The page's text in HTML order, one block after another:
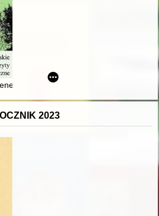
wybranych osad olęderskich
2023